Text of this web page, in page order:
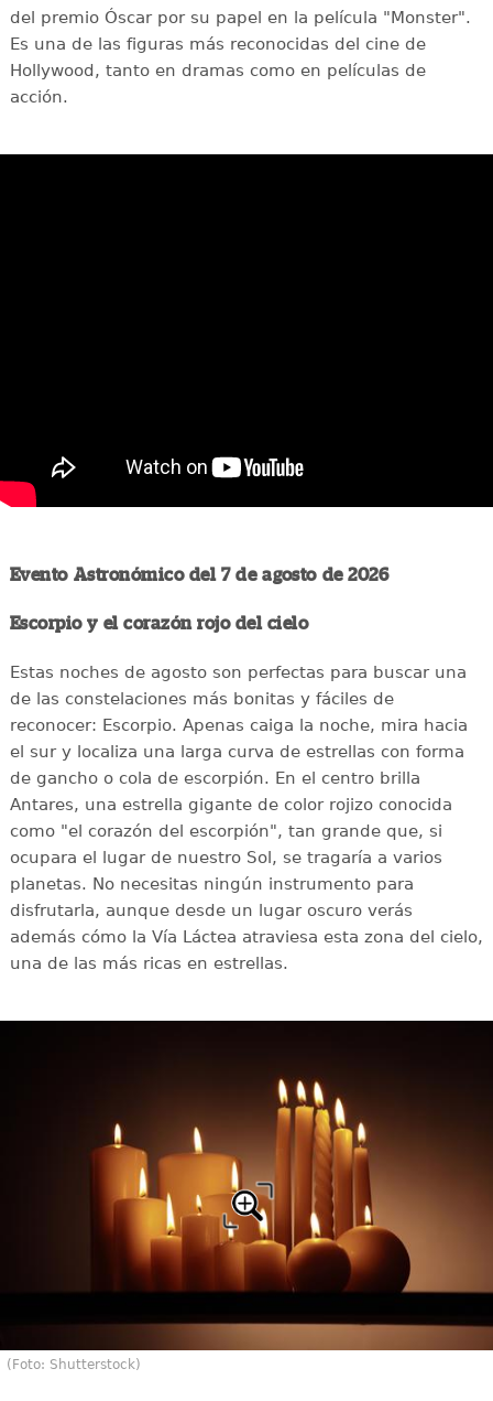
del premio Óscar por su papel en la película "Monster".
Es una de las figuras más reconocidas del cine de
Hollywood, tanto en dramas como en películas de
acción.
Evento Astronómico del 7 de agosto de 2026
Escorpio y el corazón rojo del cielo
Estas noches de agosto son perfectas para buscar una
de las constelaciones más bonitas y fáciles de
reconocer: Escorpio. Apenas caiga la noche, mira hacia
el sur y localiza una larga curva de estrellas con forma
de gancho o cola de escorpión. En el centro brilla
Antares, una estrella gigante de color rojizo conocida
como "el corazón del escorpión", tan grande que, si
ocupara el lugar de nuestro Sol, se tragaría a varios
planetas. No necesitas ningún instrumento para
disfrutarla, aunque desde un lugar oscuro verás
además cómo la Vía Láctea atraviesa esta zona del cielo,
una de las más ricas en estrellas.
(Foto: Shutterstock)